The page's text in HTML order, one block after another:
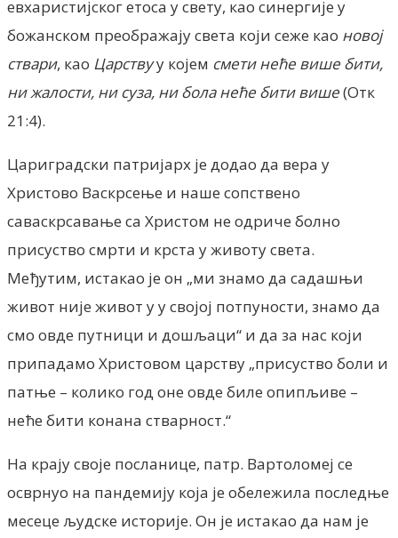
евхаристијског етоса у свету, као синергије у
божанском преображају света који сеже као новој
ствари, као Царствуу којем смети неће више бити,
ни жалости, ни суза, ни бола неће бити више(Отк
21:4).
Цариградски патријарх је додао да вера у
Христово Васкрсење и наше сопствено
саваскрсавање са Христом не одриче болно
присуство смрти и крста у животу света.
Међутим, истакао је он „ми знамо да садашњи
живот није живот у у својој потпуности, знамо да
смо овде путници и дошљаци“ и да за нас који
припадамо Христовом царству „присуство боли и
патње – колико год оне овде биле опипљиве –
неће бити конана стварност.“
На крају своје посланице, патр. Вартоломеј се
осврнуо на пандемију која је обележила последње
месеце људске историје. Он је истакао да нам је